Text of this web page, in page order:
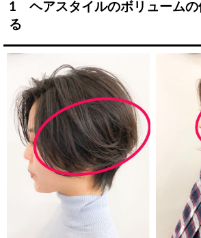
1 ヘアスタイルのボリューム
る